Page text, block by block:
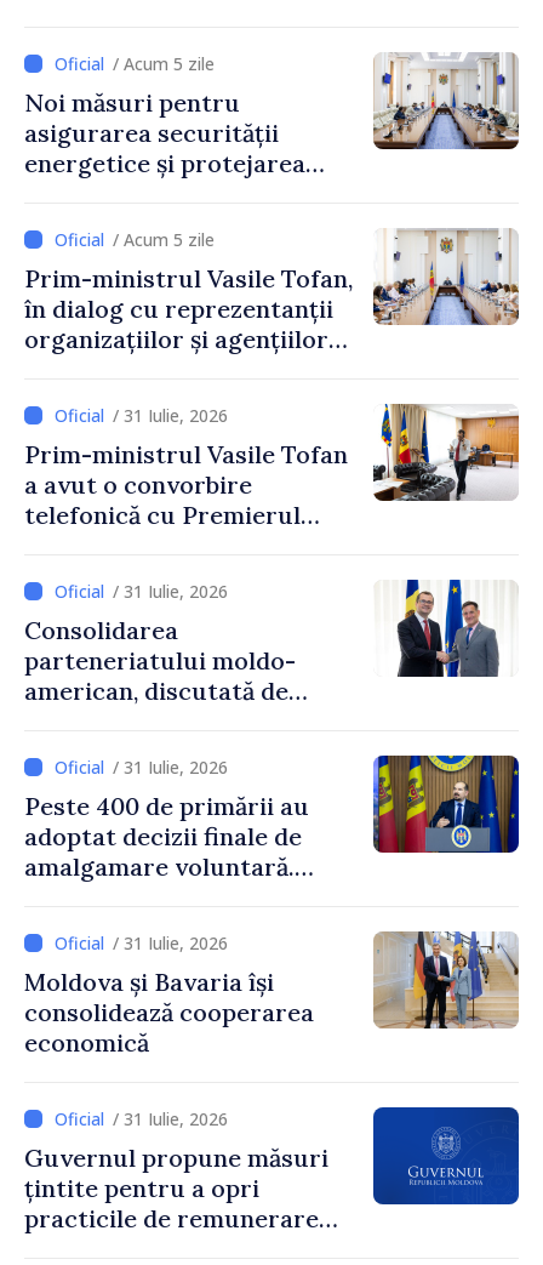
industriei IT”
/ Acum 5 zile
Noi măsuri pentru
asigurarea securității
energetice și protejarea
de CNMC
/ Acum 5 zile
Prim-ministrul Vasile Tofan,
în dialog cu reprezentanții
organizațiilor și agențiilor
Moldova
/ 31 Iulie, 2026
Prim-ministrul Vasile Tofan
a avut o convorbire
telefonică cu Premierul
/ 31 Iulie, 2026
Consolidarea
parteneriatului moldo-
american, discutată de
și însărcinatul cu afaceri al
SUA, Nick Pietrowicz
/ 31 Iulie, 2026
Peste 400 de primării au
adoptat decizii finale de
amalgamare voluntară.
Guvernului, Alexei Buzu:
„85,5% dintre primării au
inițiat procesul. Le
mulțumim aleșilor locali
pentru că au pus pe primul
dezvoltar
/ 31 Iulie, 2026
Moldova și Bavaria își
consolidează cooperarea
economică
/ 31 Iulie, 2026
Guvernul propune măsuri
țintite pentru a opri
practicile de remunerare